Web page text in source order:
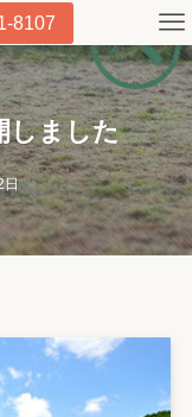
8107
しました
日